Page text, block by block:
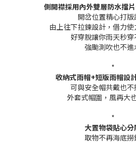
側開襟採用內外雙層防水擋
開岔位置精心打版
由上往下拉鍊設計，借力
好穿脫讓你雨天秒穿
強颱測吹也不進
*
收納式雨帽+短版雨帽設
可與安全帽共戴也
外套式帽圍，風再大
*
大置物袋貼心分
取物不再海底撈